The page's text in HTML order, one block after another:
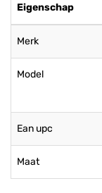
Eigenschap
Merk
Model
Ean upc
Maat